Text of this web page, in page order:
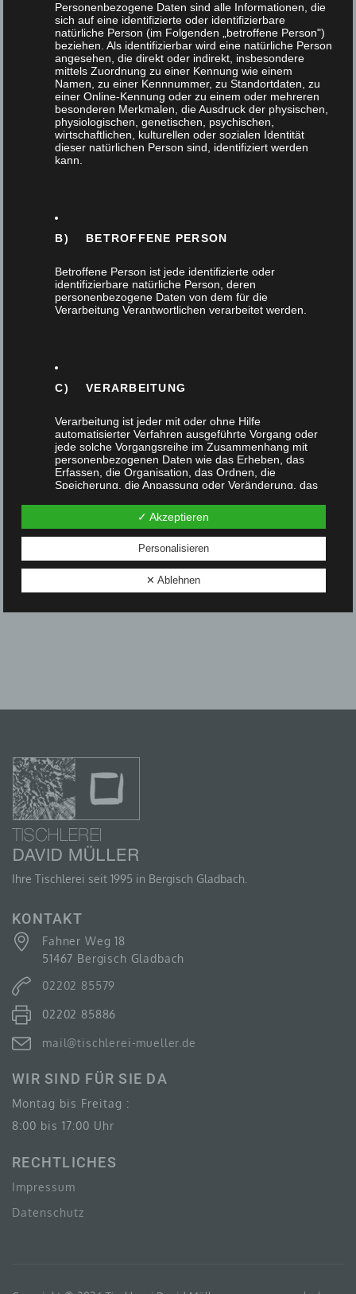
lackierter Glasschiebetür – das Gesellenstück
26. Juni 2020
fertigen die Lehrlinge ein Möbel, das ein Drittel
der Prüfung zum Gesellen ausmacht.…
Ihre Tischlerei seit 1995 in Bergisch Gladbach.
KONTAKT
Fahner Weg 18
51467 Bergisch Gladbach
02202 85579
02202 85886
mail@tischlerei-mueller.de
WIR SIND FÜR SIE DA
Montag bis Freitag :
8:00 bis 17:00 Uhr
RECHTLICHES
Impressum
Datenschutz
Personenbezogene Daten sind alle Informationen, die
sich auf eine identifizierte oder identifizierbare
natürliche Person (im Folgenden „betroffene Person")
beziehen. Als identifizierbar wird eine natürliche Person
angesehen, die direkt oder indirekt, insbesondere
mittels Zuordnung zu einer Kennung wie einem
Namen, zu einer Kennnummer, zu Standortdaten, zu
einer Online-Kennung oder zu einem oder mehreren
besonderen Merkmalen, die Ausdruck der physischen,
physiologischen, genetischen, psychischen,
wirtschaftlichen, kulturellen oder sozialen Identität
dieser natürlichen Person sind, identifiziert werden
kann.
B) BETROFFENE PERSON
Betroffene Person ist jede identifizierte oder
identifizierbare natürliche Person, deren
personenbezogene Daten von dem für die
Verarbeitung Verantwortlichen verarbeitet werden.
C) VERARBEITUNG
Verarbeitung ist jeder mit oder ohne Hilfe
automatisierter Verfahren ausgeführte Vorgang oder
jede solche Vorgangsreihe im Zusammenhang mit
personenbezogenen Daten wie das Erheben, das
Erfassen, die Organisation, das Ordnen, die
Speicherung, die Anpassung oder Veränderung, das
Offenlegung durch Übermittlung, Verbreitung oder eine
andere Form der Bereitstellung, den Abgleich oder die
Verknüpfung, die Einschränkung, das Löschen oder
E) PROFILING
Profiling ist jede Art der automatisierten Verarbeitung
personenbezogener Daten, die darin besteht, dass
diese personenbezogenen Daten verwendet werden,
um bestimmte persönliche Aspekte, die sich auf eine
natürliche Person beziehen, zu bewerten,
insbesondere, um Aspekte bezüglich Arbeitsleistung,
wirtschaftlicher Lage, Gesundheit, persönlicher
Vorlieben, Interessen, Zuverlässigkeit, Verhalten,
Person zu analysieren oder vorherzusagen.
F) PSEUDONYMISIERUNG
personenbezogener Daten in einer Weise, auf welche
die personenbezogenen Daten ohne Hinzuziehung
spezifischen betroffenen Person zugeordnet werden
können, sofern diese zusätzlichen Informationen
gesondert aufbewahrt werden und technischen und
organisatorischen Maßnahmen unterliegen, die
gewährleisten, dass die personenbezogenen Daten
✓ Akzeptieren
Personalisieren
✕ Ablehnen